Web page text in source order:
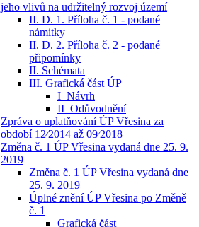
jeho vlivů na udržitelný rozvoj území
II. D. 1. Příloha č. 1 - podané
námitky
II. D. 2. Příloha č. 2 - podané
připomínky
II. Schémata
III. Grafická část ÚP
I_Návrh
II_Odůvodnění
Zpráva o uplatňování ÚP Vřesina za
období 12⁄2014 až 09⁄2018
Změna č. 1 ÚP Vřesina vydaná dne 25. 9.
2019
Změna č. 1 ÚP Vřesina vydaná dne
25. 9. 2019
Úplné znění ÚP Vřesina po Změně
č. 1
Grafická část